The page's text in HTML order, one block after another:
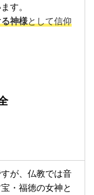
す。
神様として信仰
が、仏教では音
・福徳の女神と